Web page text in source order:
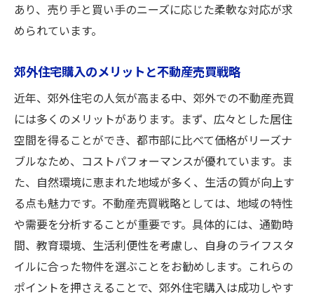
あり、売り手と買い手のニーズに応じた柔軟な対応が求
められています。
郊外住宅購入のメリットと不動産売買戦略
近年、郊外住宅の人気が高まる中、郊外での不動産売買
には多くのメリットがあります。まず、広々とした居住
空間を得ることができ、都市部に比べて価格がリーズナ
ブルなため、コストパフォーマンスが優れています。ま
た、自然環境に恵まれた地域が多く、生活の質が向上す
る点も魅力です。不動産売買戦略としては、地域の特性
や需要を分析することが重要です。具体的には、通勤時
間、教育環境、生活利便性を考慮し、自身のライフスタ
イルに合った物件を選ぶことをお勧めします。これらの
ポイントを押さえることで、郊外住宅購入は成功しやす